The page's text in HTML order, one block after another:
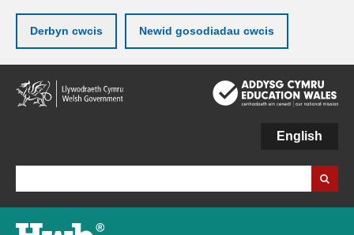
Derbyn cwcis Newid gosodiadau cwcis
Neidio
i'r
prif
English